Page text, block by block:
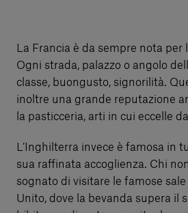
La Francia è da sempre nota per
Ogni strada, palazzo o angolo
classe, buongusto, signorilità.
inoltre una grande reputazione
la pasticceria, arti in cui eccelle
L’Inghilterra invece è famosa in
sua raffinata accoglienza. Chi
sognato di visitare le famose
Unito, dove la bevanda supera il